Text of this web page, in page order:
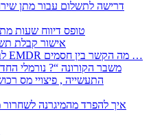
2356 – טופס דיווח
2357 – אישור
– לבעלי עסקים ובעולם העבודה EMDR מה הקשר בין חסמים …
– משבר הקורונה “? נורמלי החדש ” ומהו